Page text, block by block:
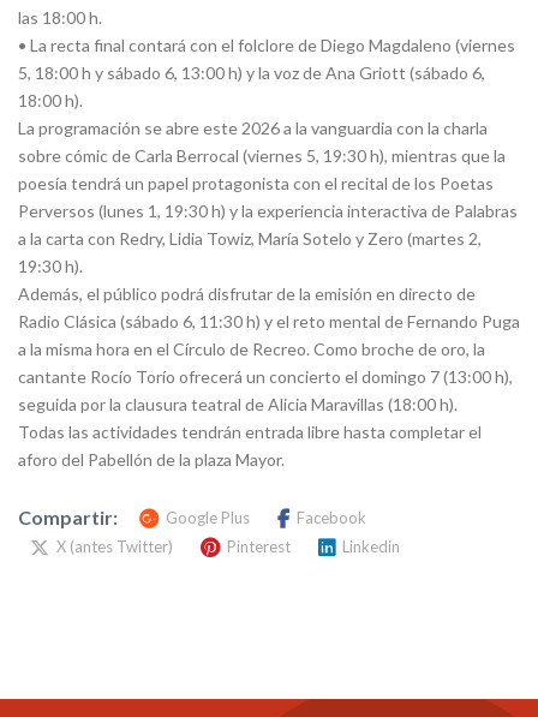
las 18:00 h.
• La recta final contará con el folclore de Diego Magdaleno (viernes
5, 18:00 h y sábado 6, 13:00 h) y la voz de Ana Griott (sábado 6,
18:00 h).
La programación se abre este 2026 a la vanguardia con la charla
sobre cómic de Carla Berrocal (viernes 5, 19:30 h), mientras que la
poesía tendrá un papel protagonista con el recital de los Poetas
Perversos (lunes 1, 19:30 h) y la experiencia interactiva de Palabras
a la carta con Redry, Lidia Towiz, María Sotelo y Zero (martes 2,
19:30 h).
Además, el público podrá disfrutar de la emisión en directo de
Radio Clásica (sábado 6, 11:30 h) y el reto mental de Fernando Puga
a la misma hora en el Círculo de Recreo. Como broche de oro, la
cantante Rocío Torío ofrecerá un concierto el domingo 7 (13:00 h),
seguida por la clausura teatral de Alicia Maravillas (18:00 h).
Todas las actividades tendrán entrada libre hasta completar el
aforo del Pabellón de la plaza Mayor.
Compartir: Google Plus
Facebook
X (antes Twitter)
Pinterest Linkedin